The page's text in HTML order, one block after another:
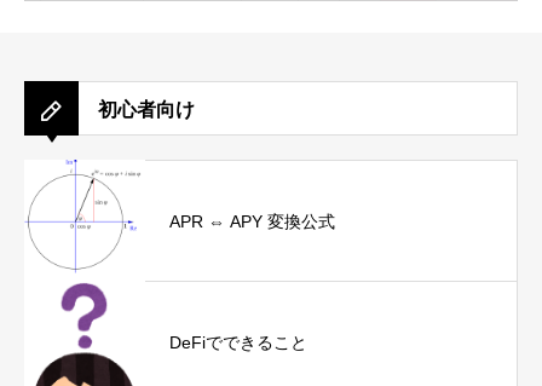
初心者向け
APR ⇔ APY 変換公式
DeFiでできること